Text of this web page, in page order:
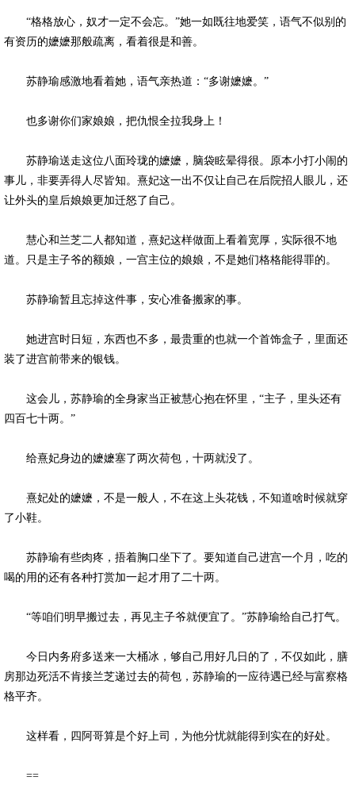
“格格放心，奴才一定不会忘。”她一如既往地爱笑，语气不似别的
有资历的嬷嬷那般疏离，看着很是和善。
苏静瑜感激地看着她，语气亲热道：“多谢嬷嬷。”
也多谢你们家娘娘，把仇恨全拉我身上！
苏静瑜送走这位八面玲珑的嬷嬷，脑袋眩晕得很。原本小打小闹的
事儿，非要弄得人尽皆知。熹妃这一出不仅让自己在后院招人眼儿，还
让外头的皇后娘娘更加迁怒了自己。
慧心和兰芝二人都知道，熹妃这样做面上看着宽厚，实际很不地
道。只是主子爷的额娘，一宫主位的娘娘，不是她们格格能得罪的。
苏静瑜暂且忘掉这件事，安心准备搬家的事。
她进宫时日短，东西也不多，最贵重的也就一个首饰盒子，里面还
装了进宫前带来的银钱。
这会儿，苏静瑜的全身家当正被慧心抱在怀里，“主子，里头还有
四百七十两。”
给熹妃身边的嬷嬷塞了两次荷包，十两就没了。
熹妃处的嬷嬷，不是一般人，不在这上头花钱，不知道啥时候就穿
了小鞋。
苏静瑜有些肉疼，捂着胸口坐下了。要知道自己进宫一个月，吃的
喝的用的还有各种打赏加一起才用了二十两。
“等咱们明早搬过去，再见主子爷就便宜了。”苏静瑜给自己打气。
今日内务府多送来一大桶冰，够自己用好几日的了，不仅如此，膳
房那边死活不肯接兰芝递过去的荷包，苏静瑜的一应待遇已经与富察格
格平齐。
这样看，四阿哥算是个好上司，为他分忧就能得到实在的好处。
==